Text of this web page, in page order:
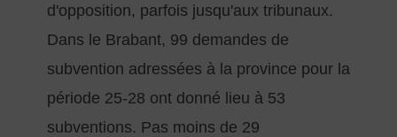
d'opposition, parfois jusqu'aux tribunaux.
Dans le Brabant, 99 demandes de
subvention adressées à la province pour la
période 25-28 ont donné lieu à 53
subventions. Pas moins de 29